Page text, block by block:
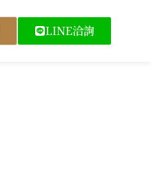
LINE洽詢